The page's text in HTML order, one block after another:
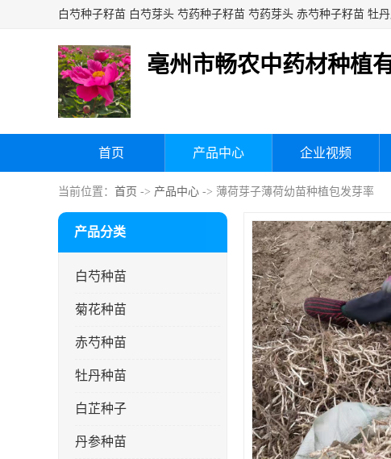
亳州市畅农中药材种植
首页 产品中心 企业视频
当前位置： 首页 -> 产品中心 -> 薄荷芽子薄荷幼苗种植包发芽率
产品分类
白芍种苗
菊花种苗
赤芍种苗
牡丹种苗
白芷种子
丹参种苗